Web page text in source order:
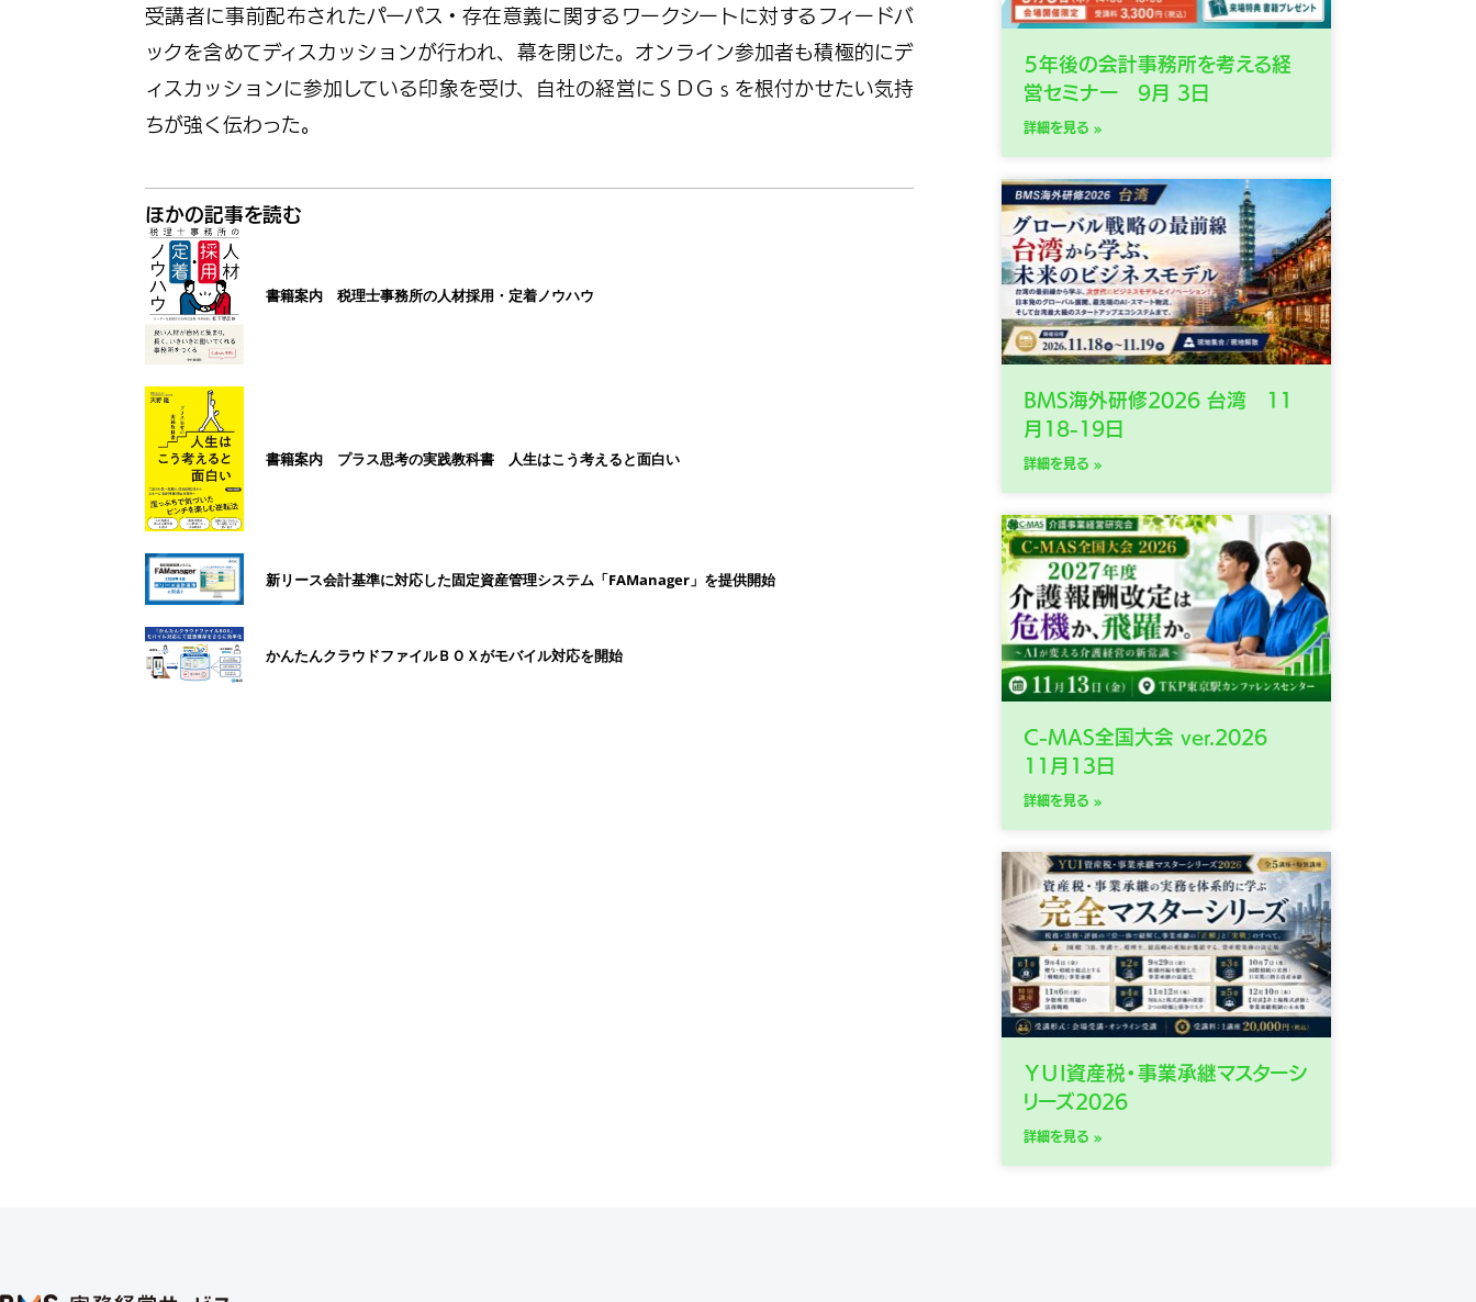
受講者に事前配布されたパーパス・存在意義に関するワークシートに対するフィードバ
ックを含めてディスカッションが行われ、幕を閉じた。オンライン参加者も積極的にデ
ィスカッションに参加している印象を受け、自社の経営にＳＤＧｓを根付かせたい気持
ちが強く伝わった。
ほかの記事を読む
書籍案内 税理士事務所の人材採用・定着ノウハウ
書籍案内 プラス思考の実践教科書 人生はこう考えると面白い
新リース会計基準に対応した固定資産管理システム「FAManager」を提供開始
かんたんクラウドファイルＢＯＸがモバイル対応を開始
５年後の会計事務所を考える経
営セミナー 9月 3日
詳細を見る »
BMS海外研修2026 台湾 11
月18-19日
詳細を見る »
C-MAS全国大会 ver.2026
11月13日
詳細を見る »
ＹＵＩ資産税・事業承継マスターシ
リーズ2026
詳細を見る »